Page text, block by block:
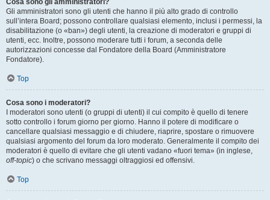
Cosa sono gli amministratori?
Gli amministratori sono gli utenti che hanno il più alto grado di controllo
sull’intera Board; possono controllare qualsiasi elemento, inclusi i permessi, la
disabilitazione (o «ban») degli utenti, la creazione di moderatori e gruppi di
utenti, ecc. Inoltre, possono moderare tutti i forum, a seconda delle
autorizzazioni concesse dal Fondatore della Board (Amministratore
Fondatore).
Top
Cosa sono i moderatori?
I moderatori sono utenti (o gruppi di utenti) il cui compito è quello di tenere
sotto controllo i forum giorno per giorno. Hanno il potere di modificare o
cancellare qualsiasi messaggio e di chiudere, riaprire, spostare o rimuovere
qualsiasi argomento del forum da loro moderato. Generalmente il compito dei
moderatori è quello di evitare che gli utenti vadano «fuori tema» (in inglese,
off-topic) o che scrivano messaggi oltraggiosi ed offensivi.
Top